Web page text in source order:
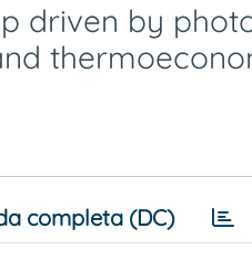
driven by
completa (DC)